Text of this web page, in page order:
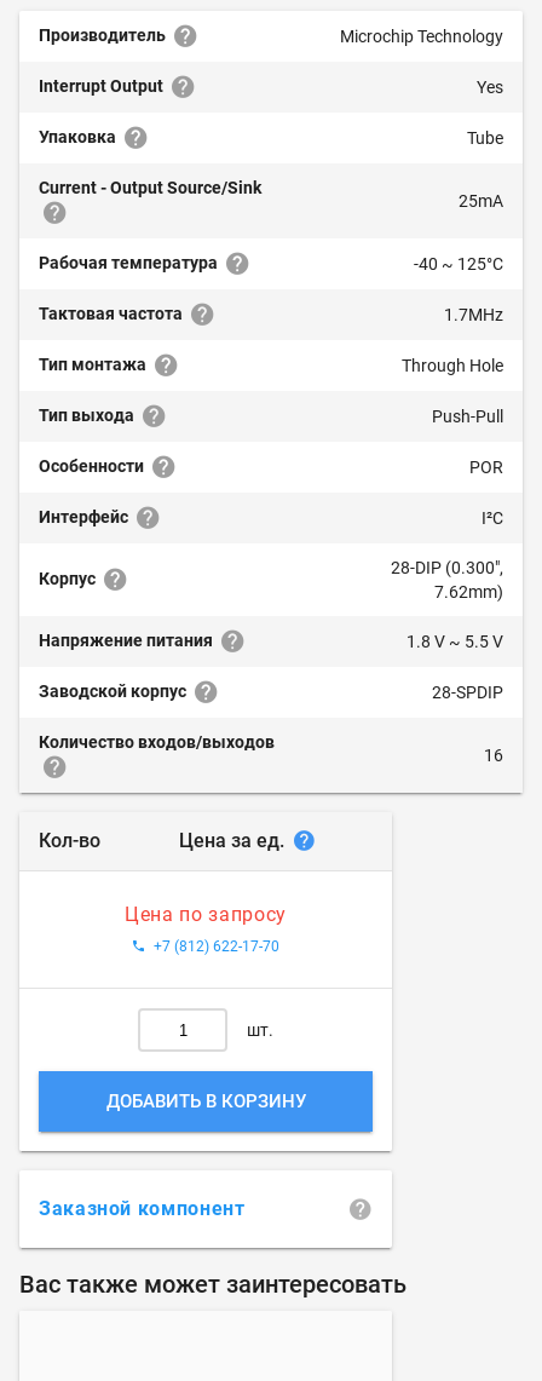
Производитель Microchip Technology
Interrupt Output Yes
Упаковка Tube
Current - Output Source/Sink
25mA
Рабочая температура -40 ~ 125°C
Тактовая частота 1.7MHz
Тип монтажа Through Hole
Тип выхода Push-Pull
Особенности POR
Интерфейс I²C
Корпус
28-DIP (0.300",
7.62mm)
Напряжение питания 1.8 V ~ 5.5 V
Заводской корпус 28-SPDIP
Количество входов/выходов
16
Кол-во Цена за ед.
Цена по запросу
+7 (812) 622-17-70
шт.
ДОБАВИТЬ В КОРЗИНУ
Заказной компонент
Вас также может заинтересовать